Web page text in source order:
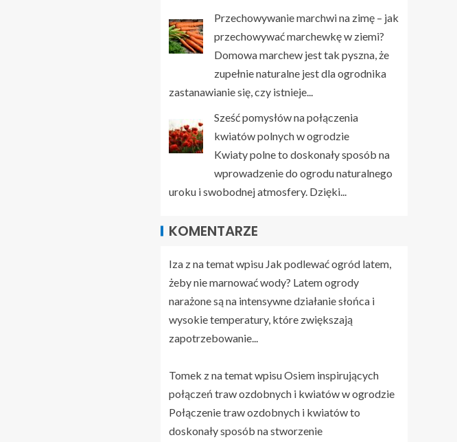
Przechowywanie marchwi na zimę – jak
przechowywać marchewkę w ziemi?
Domowa marchew jest tak pyszna, że
zupełnie naturalne jest dla ogrodnika
zastanawianie się, czy istnieje...
Sześć pomysłów na połączenia
kwiatów polnych w ogrodzie
Kwiaty polne to doskonały sposób na
wprowadzenie do ogrodu naturalnego
uroku i swobodnej atmosfery. Dzięki...
KOMENTARZE
Iza z na temat wpisu Jak podlewać ogród latem,
żeby nie marnować wody? Latem ogrody
narażone są na intensywne działanie słońca i
wysokie temperatury, które zwiększają
zapotrzebowanie...
Tomek z na temat wpisuOsiem inspirujących
połączeń traw ozdobnych i kwiatów w ogrodzie
Połączenie traw ozdobnych i kwiatów to
doskonały sposób na stworzenie